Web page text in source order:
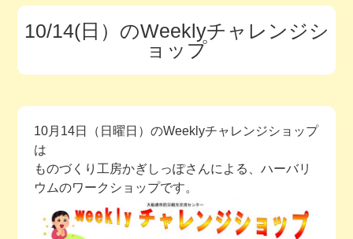
チームの紹介
活動報告ブログ
今月の予定
活動場所のご案内
10/14(日）のWeeklyチャレンジシ
ョップ
10月14日（日曜日）のWeeklyチャレンジショップ
は
ものづくり工房かぎしっぽさんによる、ハーバリ
ウムのワークショップです。